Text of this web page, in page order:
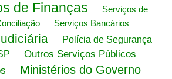
de Finanças
Serviços de
Serviços Bancários
Polícia de Segurança
Outros Serviços Públicos
Ministérios do Governo